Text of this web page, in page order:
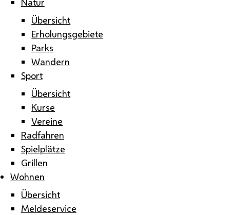
Übersicht
Erholungsgebiete
Parks
Wandern
Sport
Übersicht
Kurse
Vereine
Radfahren
Spielplätze
Grillen
Wohnen
Übersicht
Meldeservice